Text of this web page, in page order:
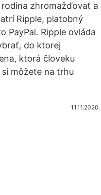
zhromažďovať a
Ripple, platobný
PayPal. Ripple ovláda
do ktorej
ktorá človeku
môžete na trhu
11.11.2020